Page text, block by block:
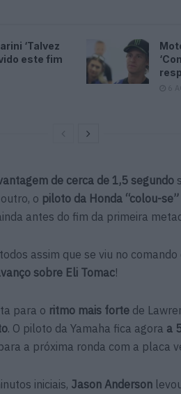
‘Talvez
este fim
6
de cerca de 1,5 segundo
o piloto da Honda “colou-
antes do fim da primeira
assim que se viu no
sobre Eli Tomac!
para o ritmo mais forte de
. O piloto da Yamaha fica agora a
a próxima ronda com a placa
iniciais, Jason Anderson